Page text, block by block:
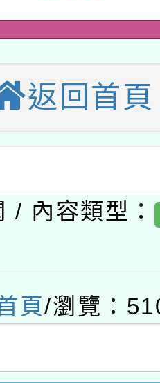
年度閱讀
專業研習
─人工智慧
養講師名單
與教學軟體
員會函釋公
應申請許可
水利署委託
位及節水達
祈福系列
航」
返回首頁
內容類型：
頁/瀏覽：